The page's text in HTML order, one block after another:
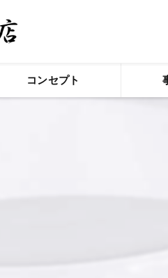
コンセプト